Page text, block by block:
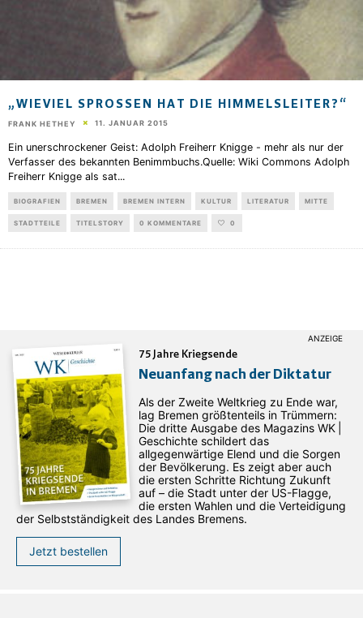
„WIEVIEL SPROSSEN HAT DIE HIMMELSLEITER?“
FRANK HETHEY 11. JANUAR 2015
Ein unerschrockener Geist: Adolph Freiherr Knigge - mehr als nur der
Verfasser des bekannten Benimmbuchs.Quelle: Wiki Commons Adolph
Freiherr Knigge als sat...
BIOGRAFIEN BREMEN BREMEN INTERN KULTUR LITERATUR MITTE
STADTTEILE TITELSTORY 0 KOMMENTARE 0
75 Jahre Kriegsende
Neuanfang nach der Diktatur
Als der Zweite Weltkrieg zu Ende war,
lag Bremen größtenteils in Trümmern:
Die dritte Ausgabe des ­Magazins WK |
Geschichte schildert das
allgegenwärtige Elend und die Sorgen
der Bevölkerung. Es zeigt aber auch
die ersten Schritte Richtung Zukunft
auf – die Stadt unter der US-Flagge,
die ersten Wahlen und die Verteidigung
der Selbstständigkeit des Landes Bremens.
Jetzt bestellen